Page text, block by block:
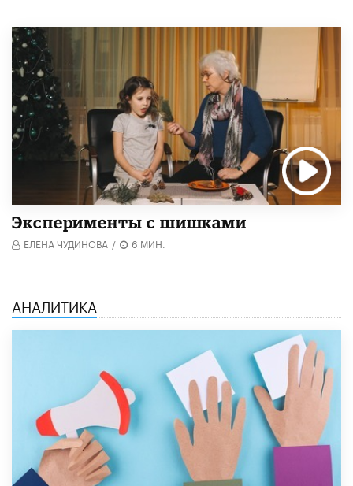
Эксперименты с шишками
ЕЛЕНА ЧУДИНОВА / 6 МИН.
АНАЛИТИКА